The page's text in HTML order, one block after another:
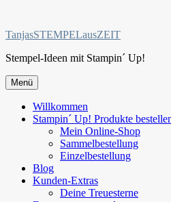
springen
TanjasSTEMPELausZEIT
Stempel-Ideen mit Stampin´ Up!
Menü
Willkommen
Stampin´ Up! Produkte
Mein Online-Shop
Sammelbestellung
Einzelbestellung
Blog
Kunden-Extras
Deine Treuesterne